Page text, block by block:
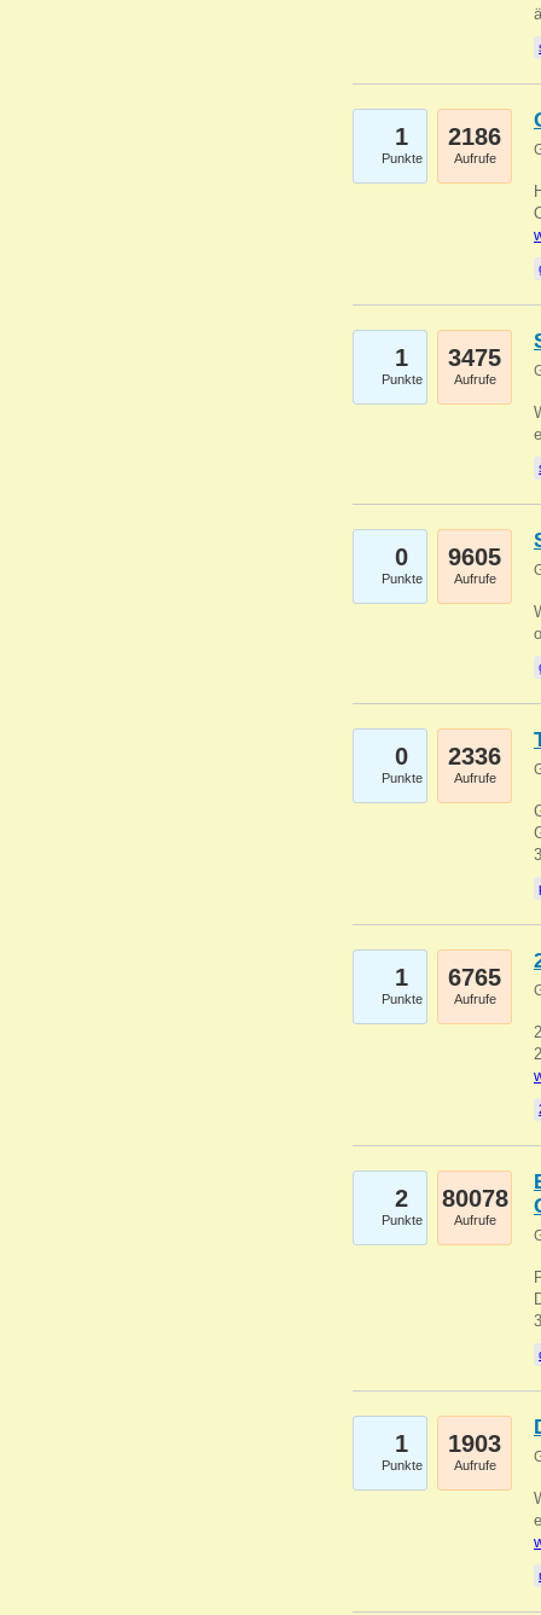
1
Punkte
2186
Aufrufe
1
Punkte
3475
Aufrufe
0
Punkte
9605
Aufrufe
0
Punkte
2336
Aufrufe
1
Punkte
6765
Aufrufe
2
Punkte
80078
Aufrufe
1
Punkte
1903
Aufrufe